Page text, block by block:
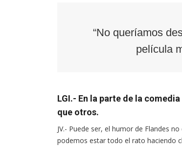
“No queríamos
película
LGI.- En la parte de la
que otros.
JV.- Puede ser, el humor de Flandes
podemos estar todo el rato haciendo